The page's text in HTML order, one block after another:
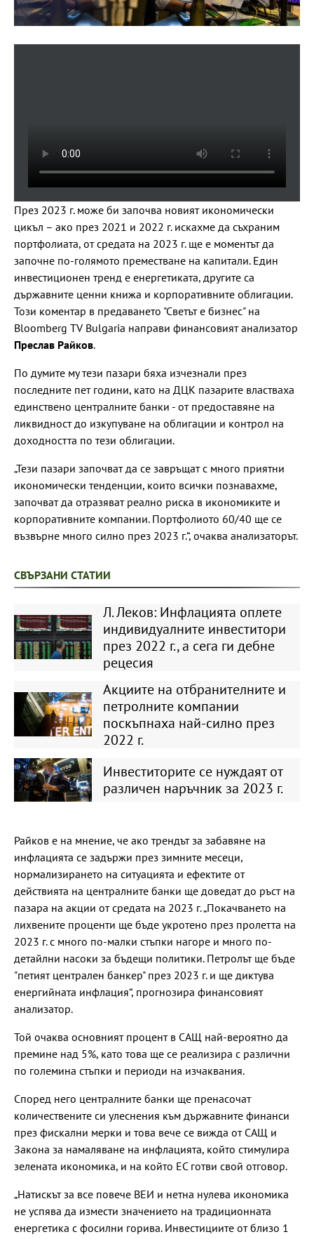
През 2023 г. може би започва новият икономически
цикъл – ако през 2021 и 2022 г. искахме да съхраним
портфолиата, от средата на 2023 г. ще е моментът да
започне по-голямото преместване на капитали. Един
инвестиционен тренд е енергетиката, другите са
държавните ценни книжа и корпоративните облигации.
Този коментар в предаването "Светът е бизнес" на
Bloomberg TV Bulgaria направи финансовият анализатор
Преслав Райков.
По думите му тези пазари бяха изчезнали през
последните пет години, като на ДЦК пазарите властваха
единствено централните банки - от предоставяне на
ликвидност до изкупуване на облигации и контрол на
доходността по тези облигации.
„Тези пазари започват да се завръщат с много приятни
икономически тенденции, които всички познавахме,
започват да отразяват реално риска в икономиките и
корпоративните компании. Портфолиото 60/40 ще се
възвърне много силно през 2023 г.“, очаква анализаторът.
СВЪРЗАНИ СТАТИИ
Л. Леков: Инфлацията оплете
индивидуалните инвеститори
през 2022 г., а сега ги дебне
рецесия
Акциите на отбранителните и
петролните компании
поскъпнаха най-силно през
2022 г.
Инвеститорите се нуждаят от
различен наръчник за 2023 г.
Райков е на мнение, че ако трендът за забавяне на
инфлацията се задържи през зимните месеци,
нормализирането на ситуацията и ефектите от
действията на централните банки ще доведат до ръст на
пазара на акции от средата на 2023 г. „Покачването на
лихвените проценти ще бъде укротено през пролетта на
2023 г. с много по-малки стъпки нагоре и много по-
детайлни насоки за бъдещи политики. Петролът ще бъде
"петият централен банкер" през 2023 г. и ще диктува
енергийната инфлация“, прогнозира финансовият
анализатор.
Той очаква основният процент в САЩ най-вероятно да
премине над 5%, като това ще се реализира с различни
по големина стъпки и периоди на изчаквания.
Според него централните банки ще пренасочат
количествените си улеснения към държавните финанси
през фискални мерки и това вече се вижда от САЩ и
Закона за намаляване на инфлацията, който стимулира
зелената икономика, и на който ЕС готви свой отговор.
„Натискът за все повече ВЕИ и нетна нулева икономика
не успява да измести значението на традиционната
енергетика с фосилни горива. Инвестициите от близо 1